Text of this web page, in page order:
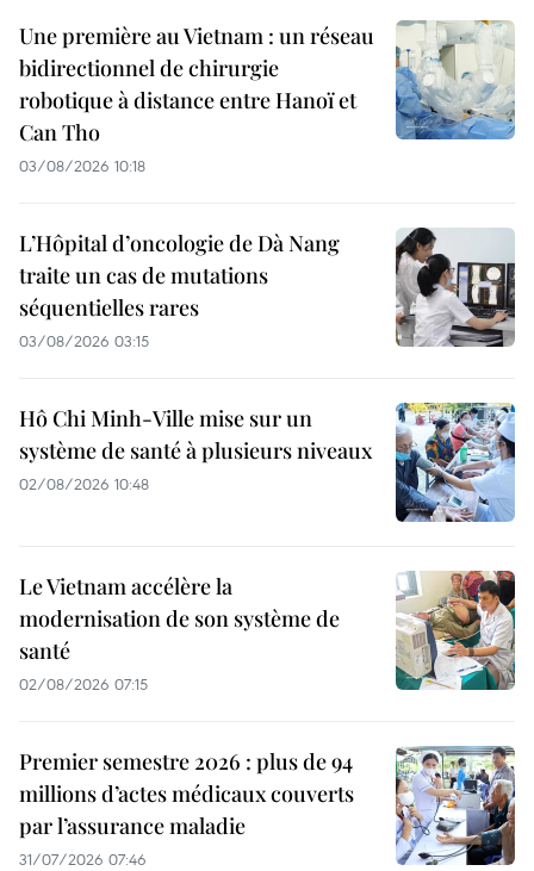
Une première au Vietnam : un réseau
bidirectionnel de chirurgie
robotique à distance entre Hanoï et
Can Tho
03/08/2026 10:18
L’Hôpital d’oncologie de Dà Nang
traite un cas de mutations
séquentielles rares
03/08/2026 03:15
Hô Chi Minh-Ville mise sur un
système de santé à plusieurs niveaux
02/08/2026 10:48
Le Vietnam accélère la
modernisation de son système de
santé
02/08/2026 07:15
Premier semestre 2026 : plus de 94
millions d’actes médicaux couverts
par l’assurance maladie
31/07/2026 07:46